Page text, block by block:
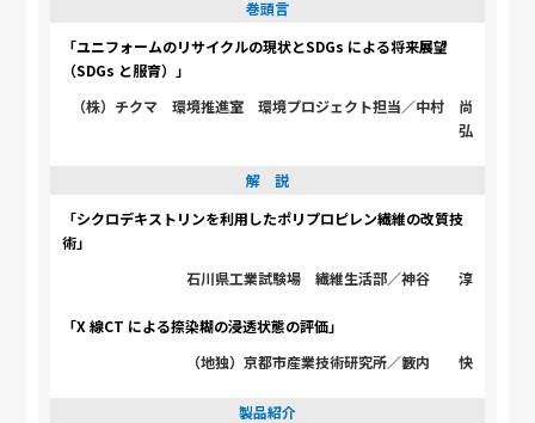
巻頭言
「ユニフォームのリサイクルの現状とSDGs による将来展望
（SDGs と服育）」
（株）チクマ 環境推進室 環境プロジェクト担当／中村 尚
弘
解 説
「シクロデキストリンを利用したポリプロピレン繊維の改質技
術」
石川県工業試験場 繊維生活部／神谷 淳
「X 線CT による捺染糊の浸透状態の評価」
（地独）京都市産業技術研究所／籔内 快
製品紹介